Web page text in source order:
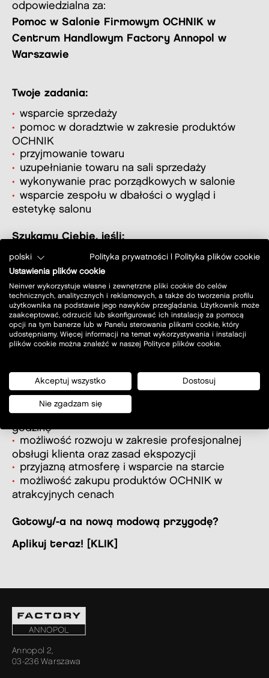
odpowiedzialna za:
Pomoc w Salonie Firmowym OCHNIK w
Centrum Handlowym Factory Annopol w
Warszawie
Twoje zadania:
wsparcie sprzedaży
pomoc w doradztwie w zakresie produktów
OCHNIK
przyjmowanie towaru
uzupełnianie towaru na sali sprzedaży
wykonywanie prac porządkowych w salonie
wsparcie zespołu w dbałości o wygląd i
estetykę salonu
Szukamy Ciebie, jeśli:
jesteś dyspozycyjny/-a do pracy w elastycznych
godzinach oraz w weekendy
znasz podstawy obsługi komputera (MS Office)
posiadasz status studenta/ucznia
do Twoich wartości należą zaangażowanie i
efektywność
masz motywację i energię do działania
potrafisz współpracować w zespole
Co oferujemy?
umowę o zlecenie
wynagrodzenie w wysokości 34 zł brutto za
godzinę
możliwość rozwoju w zakresie profesjonalnej
obsługi klienta oraz zasad ekspozycji
przyjazną atmosferę i wsparcie na starcie
możliwość zakupu produktów OCHNIK w
atrakcyjnych cenach
Gotowy/-a na nową modową przygodę?
Aplikuj teraz! [ KLIK
Annopol 2,
03-236 Warszawa
polski Polityka prywatności
Polityka plików cookie
Ustawienia plików cookie
Neinver wykorzystuje własne i zewnętrzne pliki cookie do celów
technicznych, analitycznych i reklamowych, a także do tworzenia profilu
użytkownika na podstawie jego nawyków przeglądania. Użytkownik może
zaakceptować, odrzucić lub skonfigurować ich instalację za pomocą
opcji na tym banerze lub w Panelu sterowania plikami cookie, który
udostępniamy. Więcej informacji na temat wykorzystywania i instalacji
plików cookie można znaleźć w naszej Polityce plików cookie.
Akceptuj wszystko Dostosuj
Nie zgadzam się